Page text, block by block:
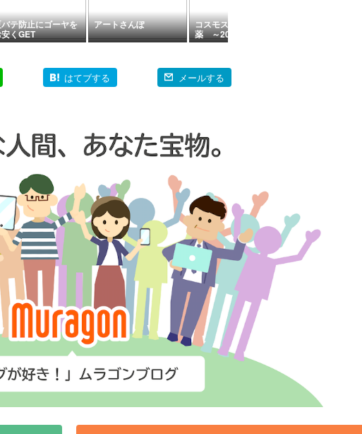
テ防止にゴーヤを
くGET
アートさんぽ コスモスの漢方胃腸
薬 ～2026年7月の健
康管理（続き）
はてブする メールする